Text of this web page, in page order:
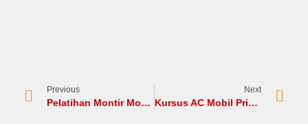
Previous
Pelatihan Montir Mobil: Langkah Awal Calon Mekanik Muda
Next
Kursus AC Mobil Privat : Alternatif Calon Mekanik Spesialis AC Mobil